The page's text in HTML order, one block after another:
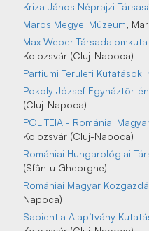
Kriza János Néprajzi
Maros Megyei Múzeum,
Max Weber
Kolozsvár (Cluj-Napoca)
Partiumi Területi Kutatások
Pokoly József
(Cluj-Napoca)
POLITEIA - Romániai
Kolozsvár (Cluj-Napoca)
Romániai Hungarológiai
(Sfântu Gheorghe)
Romániai Magyar
Napoca)
Sapientia Alapítvány